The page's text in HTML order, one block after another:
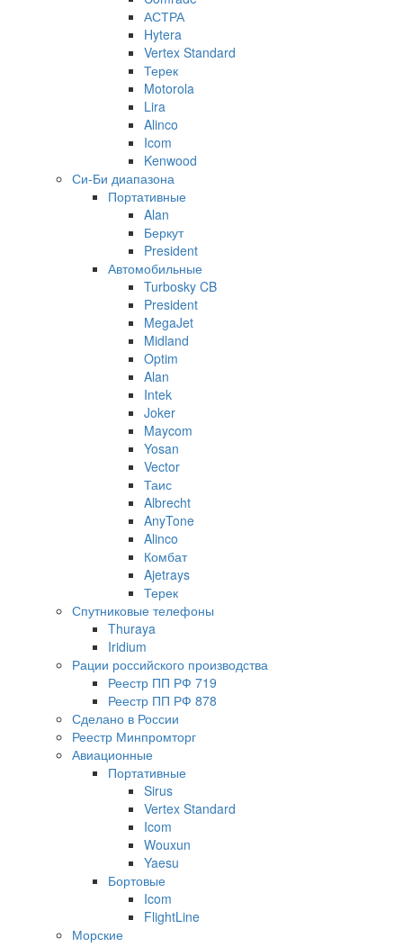
АСТРА
Hytera
Vertex Standard
Терек
Motorola
Lira
Alinco
Icom
Kenwood
Си-Би диапазона
Портативные
Alan
Беркут
President
Автомобильные
Turbosky CB
President
MegaJet
Midland
Optim
Alan
Intek
Joker
Maycom
Yosan
Vector
Таис
Albrecht
AnyTone
Alinco
Комбат
Ajetrays
Терек
Спутниковые телефоны
Thuraya
Iridium
Рации российского производства
Реестр ПП РФ 719
Реестр ПП РФ 878
Сделано в России
Реестр Минпромторг
Авиационные
Портативные
Sirus
Vertex Standard
Icom
Wouxun
Yaesu
Бортовые
Icom
FlightLine
Морские